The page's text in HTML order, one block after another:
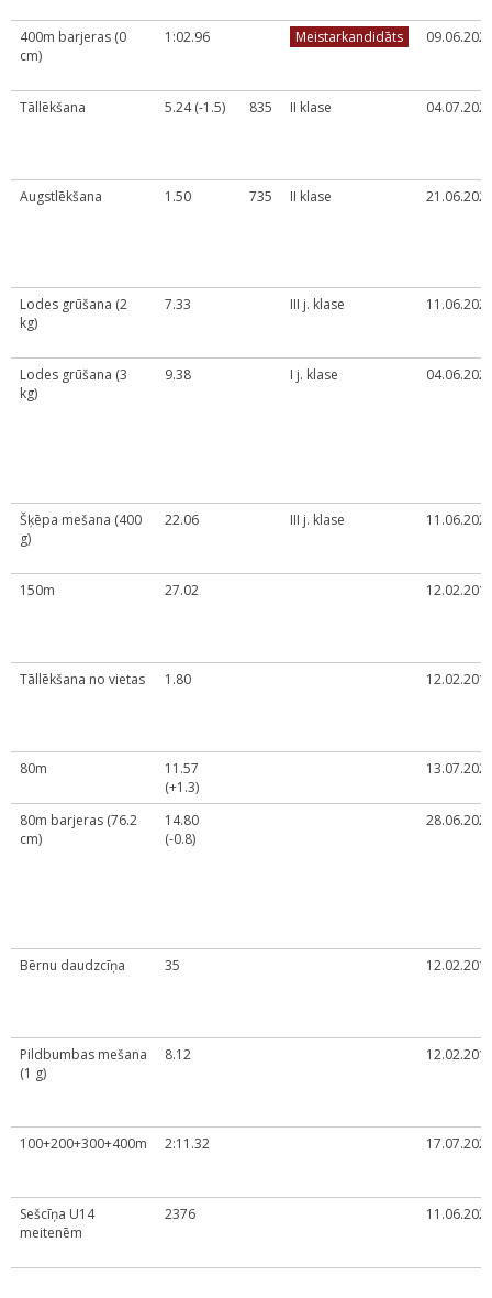
400m barjeras (0
cm)
1:02.96 Meistarkandidāts
Tāllēkšana 5.24 (-1.5) 835 II klase
Augstlēkšana 1.50 735 II klase
Lodes grūšana (2
kg)
7.33 III j. klase
Lodes grūšana (3
kg)
9.38 I j. klase
Šķēpa mešana (400
g)
22.06 III j. klase
150m 27.02
Tāllēkšana no vietas 1.80
80m
11.57
(+1.3)
80m barjeras (76.2
cm)
14.80
(-0.8)
Bērnu daudzcīņa 35
Pildbumbas mešana
(1 g)
8.12
100+200+300+400m 2:11.32
Sešcīņa U14
meitenēm
2376